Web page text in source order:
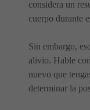
considera un
cuerpo durante
Sin embargo,
alivio. Hable
nuevo que
determinar la